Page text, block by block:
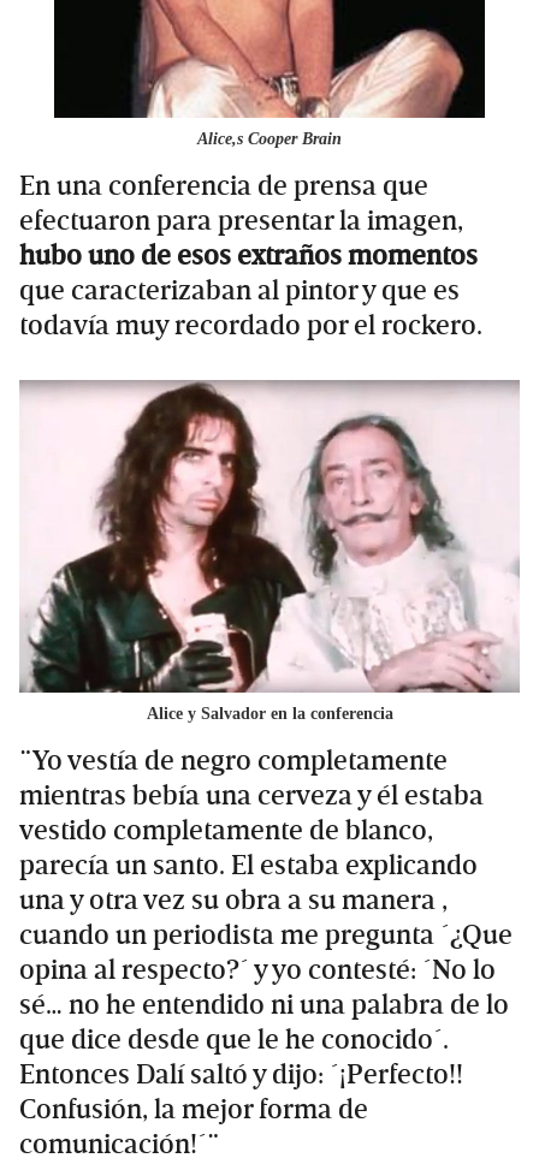
Alice,s Cooper Brain
En una conferencia de prensa que
efectuaron para presentar la imagen,
hubo uno de esos extraños momentos
que caracterizaban al pintor y que es
todavía muy recordado por el rockero.
Alice y Salvador en la conferencia
¨Yo vestía de negro completamente
mientras bebía una cerveza y él estaba
vestido completamente de blanco,
parecía un santo. El estaba explicando
una y otra vez su obra a su manera ,
cuando un periodista me pregunta ´¿Que
opina al respecto?´ y yo contesté: ´No lo
sé… no he entendido ni una palabra de lo
que dice desde que le he conocido´.
Entonces Dalí saltó y dijo: ´¡Perfecto!!
Confusión, la mejor forma de
comunicación!´¨